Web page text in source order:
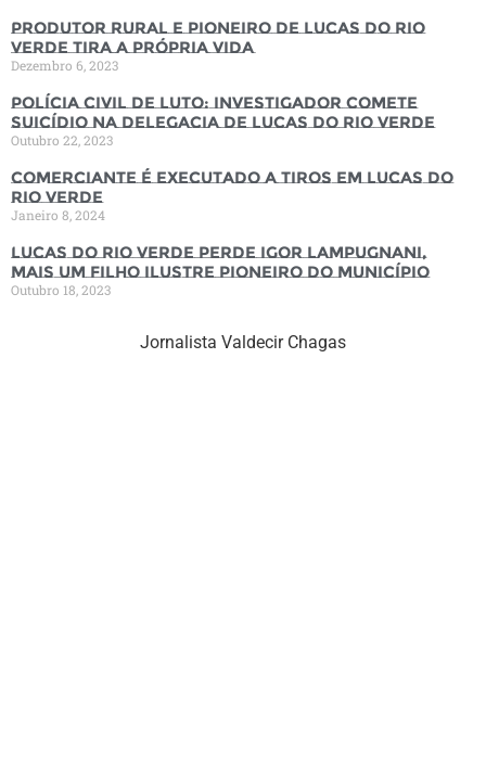
Produtor rural e pioneiro de Lucas do Rio
Verde tira a própria vida
Dezembro 6, 2023
Polícia Civil de luto: Investigador comete
suicídio na Delegacia de Lucas do Rio Verde
Outubro 22, 2023
Comerciante é executado a tiros em Lucas do
Rio Verde
Janeiro 8, 2024
Lucas do Rio Verde perde Igor Lampugnani,
mais um filho ilustre pioneiro do município
Outubro 18, 2023
Jornalista Valdecir Chagas